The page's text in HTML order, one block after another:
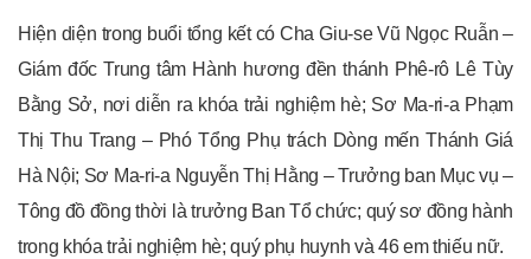
Hiện diện trong buổi tổng kết có Cha Giu-se Vũ Ngọc Ruẫn –
Giám đốc Trung tâm Hành hương đền thánh Phê-rô Lê Tùy
Bằng Sở, nơi diễn ra khóa trải nghiệm hè; Sơ Ma-ri-a Phạm
Thị Thu Trang – Phó Tổng Phụ trách Dòng mến Thánh Giá
Hà Nội; Sơ Ma-ri-a Nguyễn Thị Hằng – Trưởng ban Mục vụ –
Tông đồ đồng thời là trưởng Ban Tổ chức; quý sơ đồng hành
trong khóa trải nghiệm hè; quý phụ huynh và 46 em thiếu nữ.